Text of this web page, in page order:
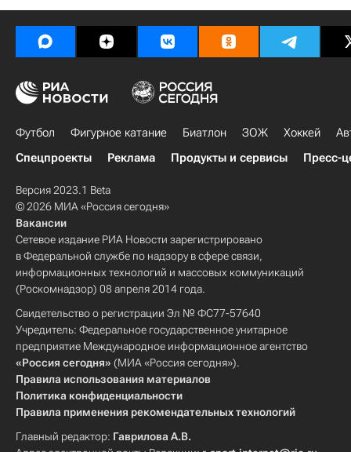
Футбол Фигурное катание Биатлон ЗОЖ Хоккей
Спецпроекты
Реклама Продукты и сервисы Пресс-
Версия 2023.1 Beta
© 2026 МИА «Россия сегодня»
Вакансии
Сетевое издание РИА Новости зарегистрировано
в Федеральной службе по надзору в сфере связи,
информационных технологий и массовых коммуникаций
(Роскомнадзор) 08 апреля 2014 года.
Свидетельство о регистрации Эл № ФС77-57640
Учредитель: Федеральное государственное унитарное
предприятие Международное информационное агентство
«Россия сегодня» (МИА «Россия сегодня»).
Правила использования материалов
Политика конфиденциальности
Правила применения рекомендательных технологий
Главный редактор: Гаврилова А.В.